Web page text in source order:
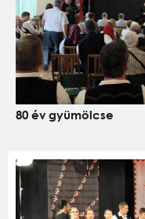
80 év gyümölcse